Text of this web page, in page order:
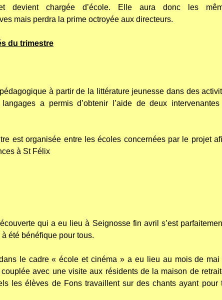
devient chargée d’école. Elle aura donc les
mais perdra la prime octroyée aux directeurs.
du trimestre
à partir de la littérature jeunesse dans des
a permis d’obtenir l’aide de deux
est organisée entre les écoles concernées par le projet
à St Félix
qui a eu lieu à Seignosse fin avril s’est
à été bénéfique pour tous.
le cadre « école et cinéma » a eu lieu au mois de mai
avec une visite aux résidents de la maison de
les élèves de Fons travaillent sur des chants ayant pour